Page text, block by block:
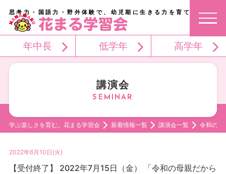
思考力・国語力・野外体験で、幼児期に生きる力を育てる。
年中長 低学年 高学年
講演会
学ぶ楽しさを育む。花まる学習会 新着情報一覧 講演会一覧 令和の母
2022年6月10日(火)
【受付終了】 2022年7月15日（金） 「令和の母親だから